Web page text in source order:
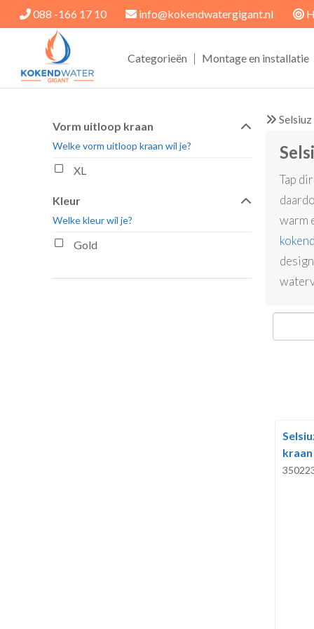
088 -166 17 10 info@kokendwatergigant.nl
Categorieën | Montage en installatie
Selsiuz
Tap
warm
Vorm uitloop kraan
Welke vorm uitloop kraan wil je?
XL
Kleur
Welke kleur wil je?
Gold